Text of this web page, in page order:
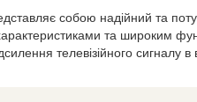
собою надійний та
та широким
телевізійного сигналу